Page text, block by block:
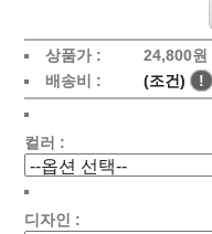
상품가 : 24,800원
배송비 : (조건) !
컬러 :
디자인 :